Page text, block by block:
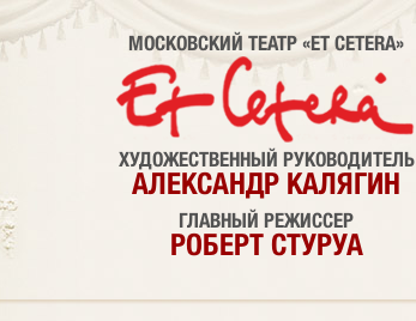
МОСКОВСКИЙ ТЕАТР «ET CETERA»
ХУДОЖЕСТВЕННЫЙ РУКОВОДИТЕЛЬ
АЛЕКСАНДР КАЛЯГИН
ГЛАВНЫЙ РЕЖИССЕР
РОБЕРТ СТУРУА